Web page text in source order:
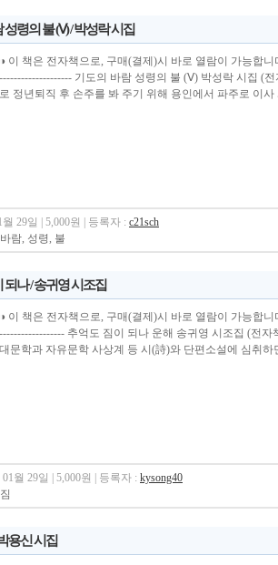
령의 불 (Ⅴ) / 박성락 시집
◑ 이 책은 전자책으로, 구매(결제)시 바로 열람이 가능합
-------------------- 기도의 바람 성령의 불 (Ⅴ) 박성락 시집 (
로 정년퇴직 후 손주를 봐 주기 위해 용인에서 파주로 이사
월 29일 | 5,000원 | 등록자 : c21sch
람, 성령, 불
되나 / 송귀영 시조집
◑ 이 책은 전자책으로, 구매(결제)시 바로 열람이 가능합
------------------ 추억도 짐이 되나 운해 송귀영 시조집 (전
대문학과 자유문학 사상계 등 시(詩)와 단편소설에 심취하
01월 29일 | 5,000원 | 등록자 : kysong40
용신 시집